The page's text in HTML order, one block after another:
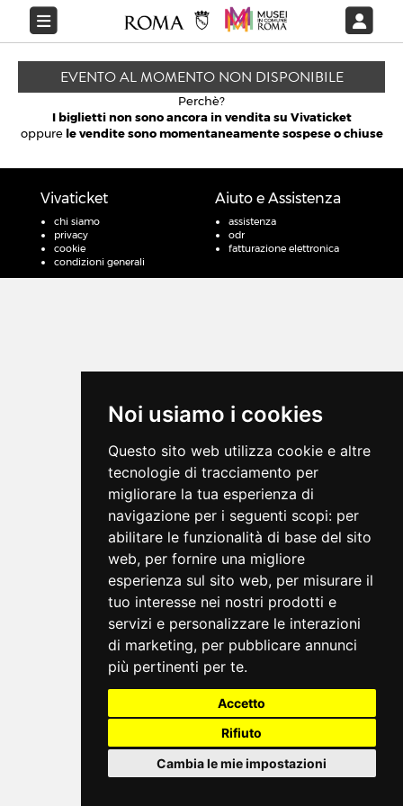
Noi usiamo i cookies
Questo sito web utilizza cookie e altre
tecnologie di tracciamento per
migliorare la tua esperienza di
navigazione per i seguenti scopi: per
abilitare le funzionalità di base del sito
web, per fornire una migliore
esperienza sul sito web, per misurare il
tuo interesse nei nostri prodotti e
servizi e personalizzare le interazioni
di marketing, per pubblicare annunci
più pertinenti per te.
Accetto
Rifiuto
Cambia le mie impostazioni
EVENTO AL MOMENTO NON DISPONIBILE
Perchè?
I biglietti non sono ancora in vendita su Vivaticket
oppure le vendite sono momentaneamente sospese o chiuse
Vivaticket
chi siamo
privacy
cookie
condizioni generali
Aiuto e Assistenza
assistenza
odr
fatturazione elettronica